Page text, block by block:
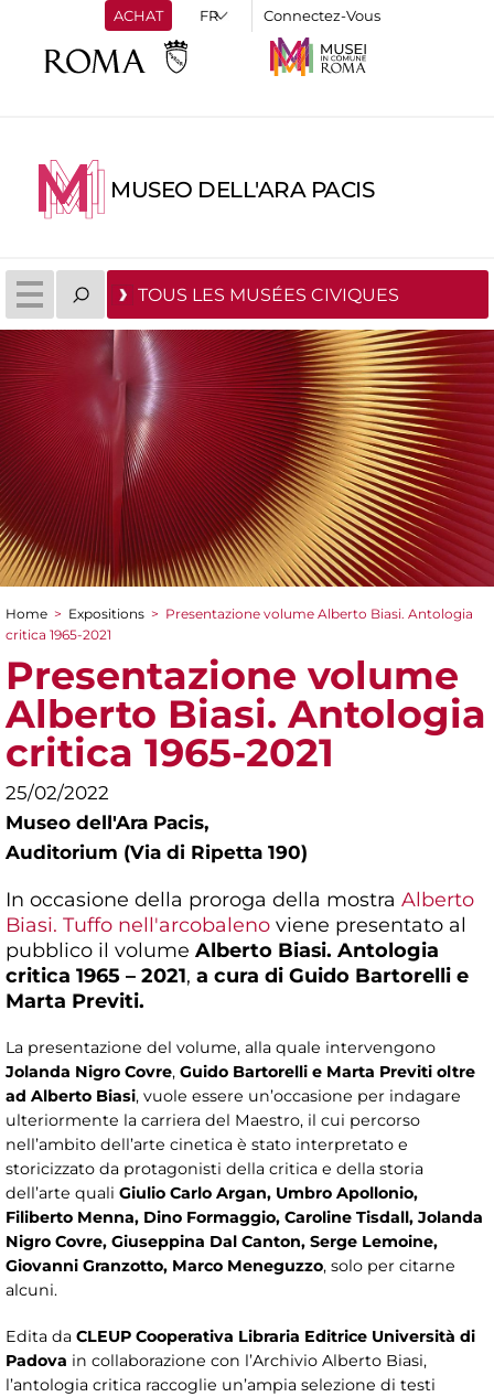
ACHAT Connectez-Vous
MUSEO DELL'ARA PACIS
TOUS LES MUSÉES CIVIQUES
You are here
Home > Expositions > Presentazione volume Alberto Biasi. Antologia
critica 1965-2021
Presentazione volume
Alberto Biasi. Antologia
critica 1965-2021
25/02/2022
Museo dell'Ara Pacis,
Auditorium (Via di Ripetta 190)
In occasione della proroga della mostra Alberto
Biasi. Tuffo nell'arcobaleno viene presentato al
pubblico il volume Alberto Biasi. Antologia
critica 1965 – 2021, a cura di Guido Bartorelli e
Marta Previti.
La presentazione del volume, alla quale intervengono
Jolanda Nigro Covre, Guido Bartorelli e Marta Previti oltre
ad Alberto Biasi, vuole essere un’occasione per indagare
ulteriormente la carriera del Maestro, il cui percorso
nell’ambito dell’arte cinetica è stato interpretato e
storicizzato da protagonisti della critica e della storia
dell’arte quali Giulio Carlo Argan, Umbro Apollonio,
Filiberto Menna, Dino Formaggio, Caroline Tisdall, Jolanda
Nigro Covre, Giuseppina Dal Canton, Serge Lemoine,
Giovanni Granzotto, Marco Meneguzzo, solo per citarne
alcuni.
Edita da CLEUP Cooperativa Libraria Editrice Università di
Padova in collaborazione con l’Archivio Alberto Biasi,
l’antologia critica raccoglie un’ampia selezione di testi